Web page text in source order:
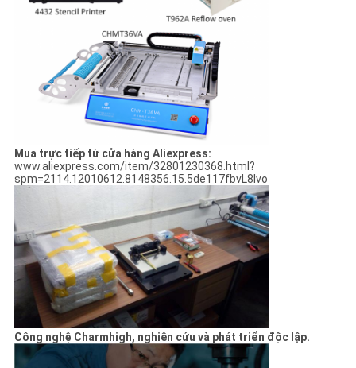
Mua trực tiếp từ cửa hàng Aliexpress:
www.aliexpress.com/item/32801230368.html?
spm=2114.12010612.8148356.15.5de117fbvL8lvo
Công nghệ Charmhigh, nghiên cứu và phát triển độc lập.